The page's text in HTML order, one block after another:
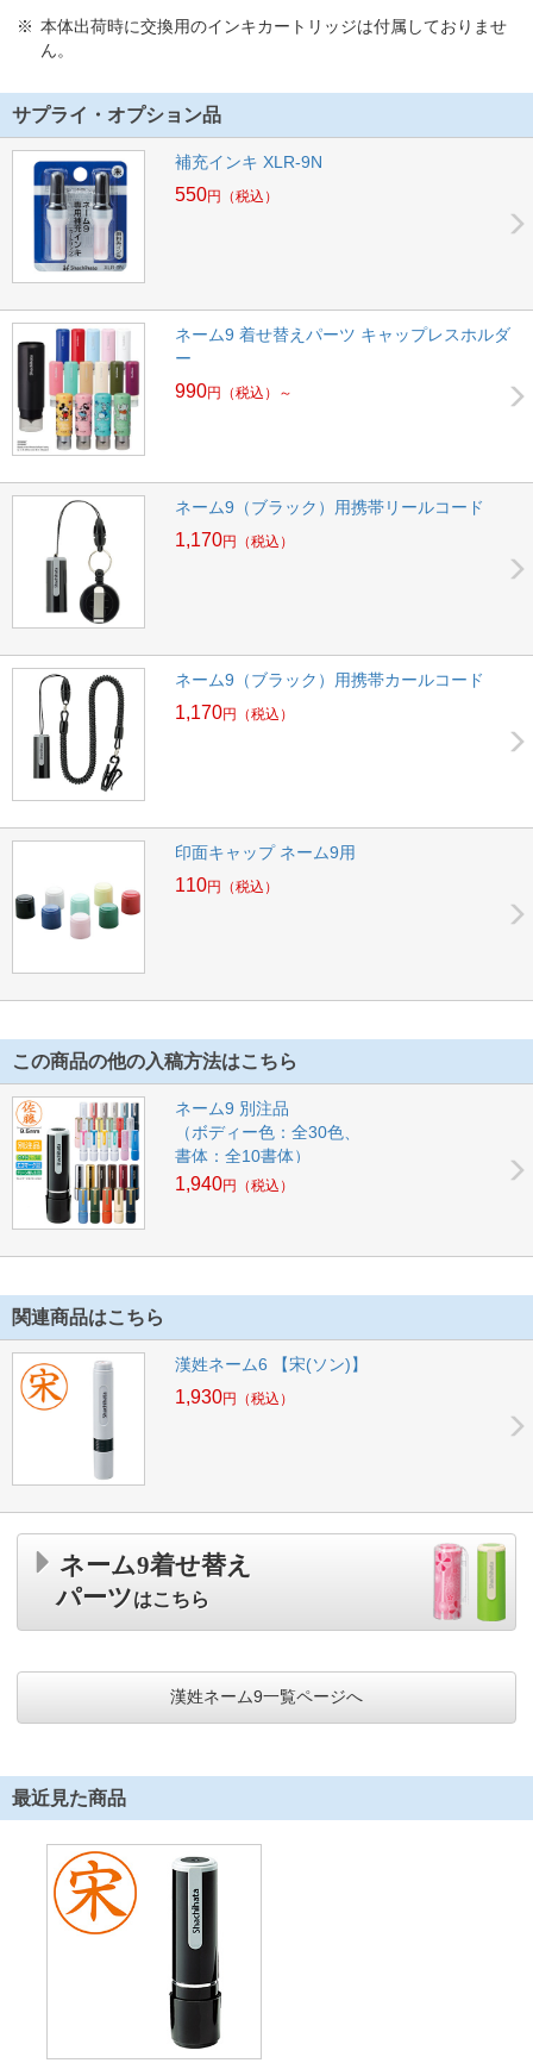
本体出荷時に交換用のインキカートリッジは付属しておりませ
ん。
サプライ・オプション品
補充インキ XLR-9N
550円 （税込）
ネーム9 着せ替えパーツ キャップレスホルダ
ー
990円 （税込）～
ネーム9（ブラック）用携帯リールコード
1,170円 （税込）
ネーム9（ブラック）用携帯カールコード
1,170円 （税込）
印面キャップ ネーム9用
110円 （税込）
この商品の他の入稿方法はこちら
ネーム9 別注品
（ボディー色：全30色、
書体：全10書体）
1,940円 （税込）
関連商品はこちら
漢姓ネーム6 【宋(ソン)】
1,930円 （税込）
ネーム9着せ替え
パーツはこちら
漢姓ネーム9一覧ページへ
最近見た商品